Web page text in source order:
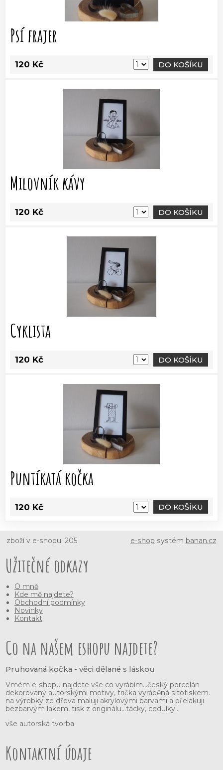
Psí frajer
120 Kč DO KOŠÍKU
Milovník kávy
120 Kč DO KOŠÍKU
Cyklista
120 Kč DO KOŠÍKU
Puntíkatá kočka
120 Kč DO KOŠÍKU
zboží v e-shopu: 205 e-shop systém banan.cz
Užitečné odkazy
O mně
Kde mě najdete?
Obchodní podmínky
Novinky
Kontakt
Co na našem eshopu najdete?
Pruhovaná kočka - věci dělané s láskou
Vmém e-shopu najdete vše co vyrábím...český porcelán
dekorovaný autorskými motivy, trička vyráběná sítotiskem.
na výrobky ze dřeva maluji akrylovými barvami a přelakuji
bezbarvým lakem, tisk z originálu...tácky, cedulky...
vše autorská tvorba
Kontaktní údaje